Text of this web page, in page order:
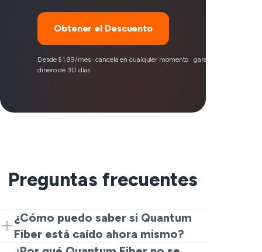
Obtener el Descuento
Desde $1.99/mes · cancela en cualquier momento · garantía de
dinero de 30 días
Preguntas frecuentes
¿Cómo puedo saber si Quantum
Fiber está caído ahora mismo?
Comienza con esta página y verifica los